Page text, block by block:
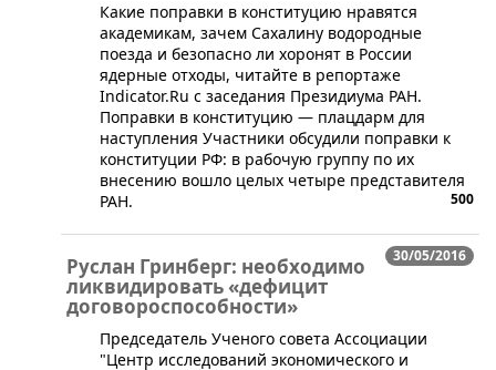
Какие поправки в конституцию нравятся
академикам, зачем Сахалину водородные
поезда и безопасно ли хоронят в России
ядерные отходы, читайте в репортаже
Indicator.Ru с заседания Президиума РАН.
Поправки в конституцию — плацдарм для
наступления Участники обсудили поправки к
конституции РФ: в рабочую группу по их
внесению вошло целых четыре представителя
РАН.
500
30/05/2016
Руслан Гринберг: необходимо
ликвидировать «дефицит
договороспособности»
​Председатель Ученого совета Ассоциации
"Центр исследований экономического и